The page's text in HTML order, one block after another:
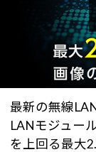
最新の無線
LANモジュー
を上回る最大